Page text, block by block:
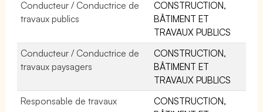
Conducteur / Conductrice de
travaux publics
CONSTRUCTION,
BÂTIMENT ET
TRAVAUX PUBLICS
Conducteur / Conductrice de
travaux paysagers
CONSTRUCTION,
BÂTIMENT ET
TRAVAUX PUBLICS
Responsable de travaux
CONSTRUCTION,